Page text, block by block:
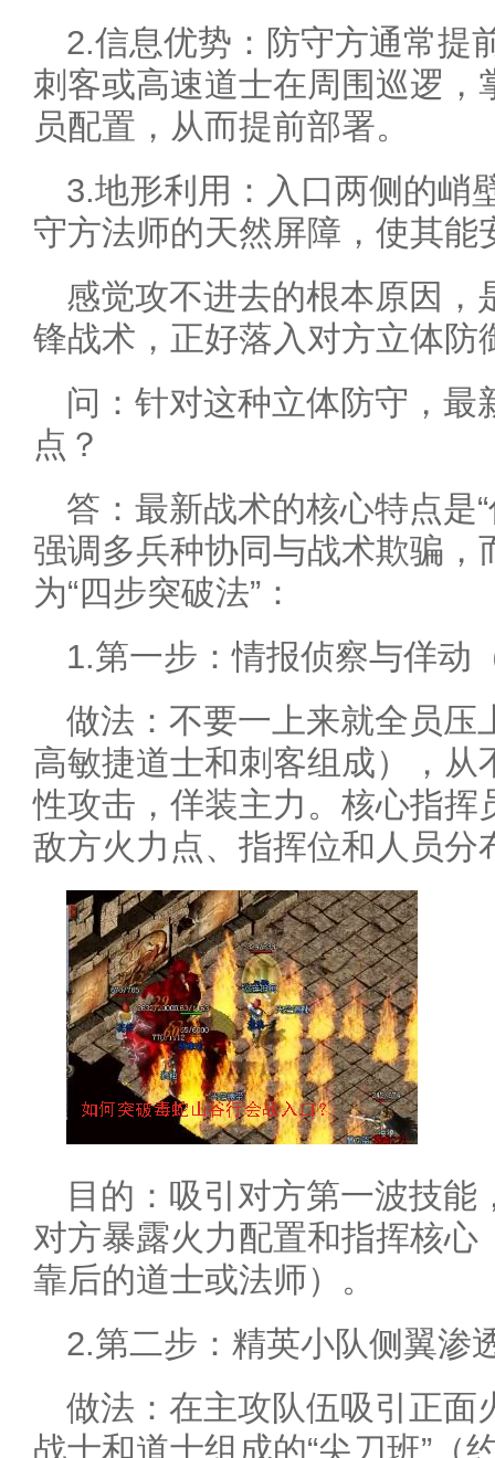
2.信息优势：防守方通常提
刺客或高速道士在周围巡逻，
员配置，从而提前部署。
3.地形利用：入口两侧的峭
守方法师的天然屏障，使其能
感觉攻不进去的根本原因，
锋战术，正好落入对方立体防
问：针对这种立体防守，最
点？
答：最新战术的核心特点是
强调多兵种协同与战术欺骗，
为“四步突破法”：
1.第一步：情报侦察与佯动
做法：不要一上来就全员压
高敏捷道士和刺客组成），从
性攻击，佯装主力。核心指挥
敌方火力点、指挥位和人员分
目的：吸引对方第一波技
对方暴露火力配置和指挥核心
靠后的道士或法师）。
2.第二步：精英小队侧翼渗
做法：在主攻队伍吸引正面
战士和道士组成的“尖刀班”（